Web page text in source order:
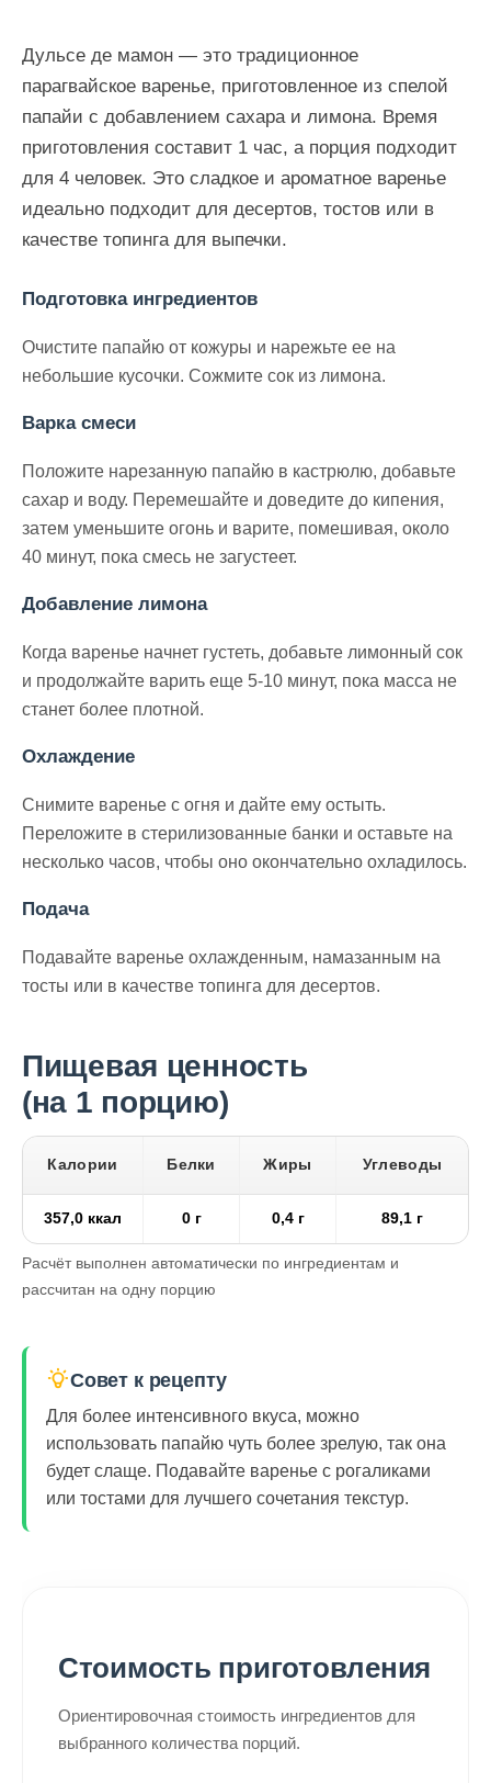
Дульсе де мамон — это традиционное
парагвайское варенье, приготовленное из спелой
папайи с добавлением сахара и лимона. Время
приготовления составит 1 час, а порция подходит
для 4 человек. Это сладкое и ароматное варенье
идеально подходит для десертов, тостов или в
качестве топинга для выпечки.
Подготовка ингредиентов
Очистите папайю от кожуры и нарежьте ее на
небольшие кусочки. Сожмите сок из лимона.
Варка смеси
Положите нарезанную папайю в кастрюлю, добавьте
сахар и воду. Перемешайте и доведите до кипения,
затем уменьшите огонь и варите, помешивая, около
40 минут, пока смесь не загустеет.
Добавление лимона
Когда варенье начнет густеть, добавьте лимонный сок
и продолжайте варить еще 5-10 минут, пока масса не
станет более плотной.
Охлаждение
Снимите варенье с огня и дайте ему остыть.
Переложите в стерилизованные банки и оставьте на
несколько часов, чтобы оно окончательно охладилось.
Подача
Подавайте варенье охлажденным, намазанным на
тосты или в качестве топинга для десертов.
Пищевая ценность
(на 1 порцию)
Калории Белки Жиры Углеводы
357,0 ккал 0 г 0,4 г 89,1 г
Расчёт выполнен автоматически по ингредиентам и
рассчитан на одну порцию
Совет к рецепту
Для более интенсивного вкуса, можно
использовать папайю чуть более зрелую, так она
будет слаще. Подавайте варенье с рогаликами
или тостами для лучшего сочетания текстур.
Стоимость приготовления
Ориентировочная стоимость ингредиентов для
выбранного количества порций.